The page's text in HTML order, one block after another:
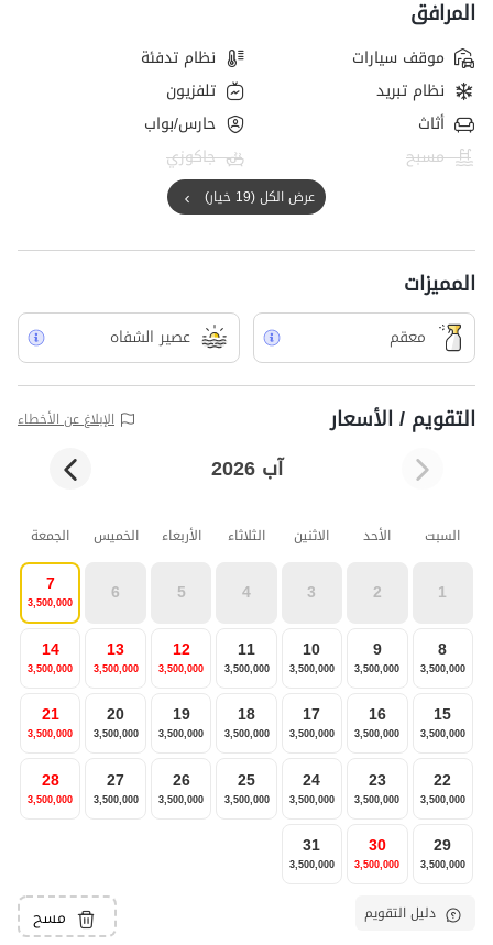
المرافق
موقف سيارات
نظام تدفئة
نظام تبريد
تلفزيون
أثاث
حارس/بواب
مسبح
جاكوزي
عرض الكل (19 خيار)
المميزات
معقم عصير الشفاه
التقويم / الأسعار الإبلاغ عن الأخطاء
آب 2026
السبت الأحد الاثنين الثلاثاء الأربعاء الخميس الجمعة
1
2
3
4
5
6
7
3,500,000
8
3,500,000
9
3,500,000
10
3,500,000
11
3,500,000
12
3,500,000
13
3,500,000
14
3,500,000
15
3,500,000
16
3,500,000
17
3,500,000
18
3,500,000
19
3,500,000
20
3,500,000
21
3,500,000
22
3,500,000
23
3,500,000
24
3,500,000
25
3,500,000
26
3,500,000
27
3,500,000
28
3,500,000
29
3,500,000
30
3,500,000
31
3,500,000
دليل التقويم مسح